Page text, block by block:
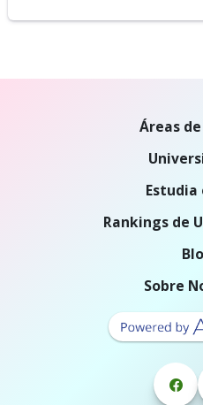
Áreas
Estudia
Rankings de
Sobre